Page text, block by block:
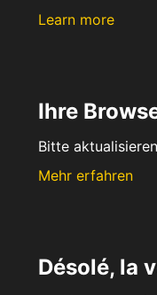
Learn more
Ihre
Bitte
Mehr erfahren
Désolé, la